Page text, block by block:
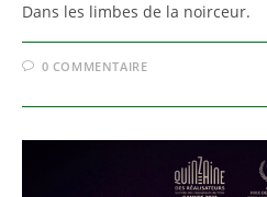
Dans les limbes de la noirceur.
0 COMMENTAIRE